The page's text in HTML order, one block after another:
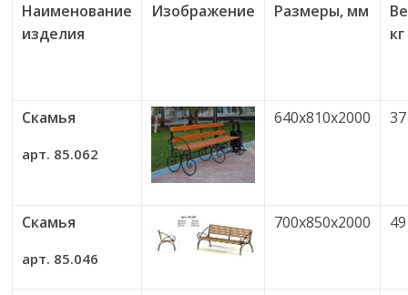
Наименование
изделия
Изображение Размеры, мм
кг
Скамья
арт. 85.062
640х810х2000 37
Скамья
арт. 85.046
700х850х2000 49